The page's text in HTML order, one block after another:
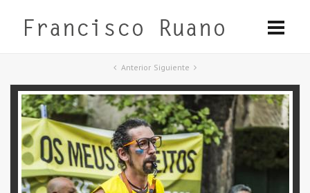
Anterior Siguiente